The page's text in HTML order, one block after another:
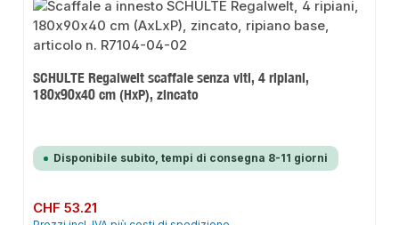
SCHULTE Regalwelt scaffale senza viti, 4 ripiani,
180x90x40 cm (HxP), zincato
Disponibile subito, tempi di consegna 8-11 giorni
Prezzo normale:
CHF 53.21